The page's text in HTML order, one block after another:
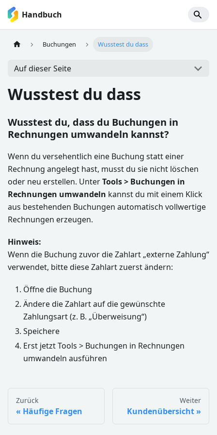
Handbuch
Buchungen Wusstest du dass
Auf dieser Seite
Wusstest du dass
Wusstest du, dass du Buchungen in
Rechnungen umwandeln kannst?
Wenn du versehentlich eine Buchung statt einer
Rechnung angelegt hast, musst du sie nicht löschen
oder neu erstellen. UnterTools > Buchungen in
Rechnungen umwandeln kannst du mit einem Klick
aus bestehenden Buchungen automatisch vollwertige
Rechnungen erzeugen.
Hinweis:
Wenn die Buchung zuvor die Zahlart „externe Zahlung“
verwendet, bitte diese Zahlart zuerst ändern:
Öffne die Buchung
Ändere die Zahlart auf die gewünschte
Zahlungsart (z. B. „Überweisung“)
Speichere
Erst jetzt Tools > Buchungen in Rechnungen
umwandeln ausführen
Zurück
Häufige Fragen
Weiter
Kundenübersicht